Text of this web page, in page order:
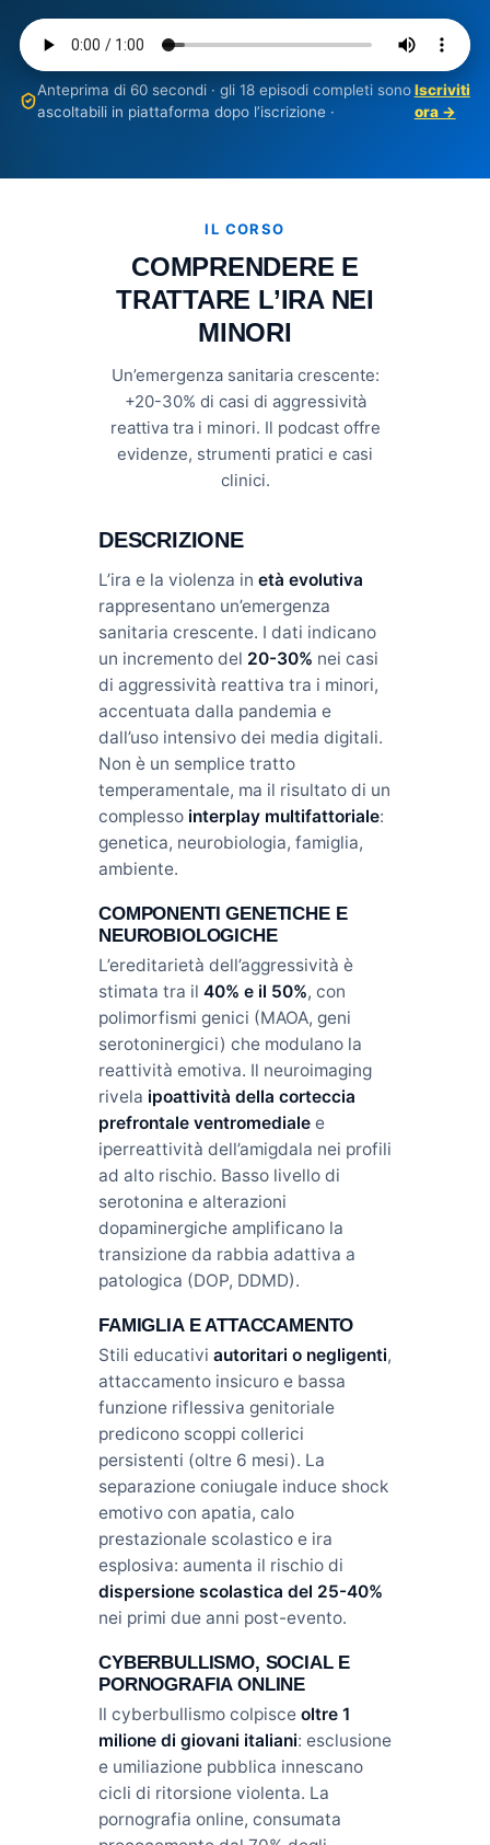
Anteprima di 60 secondi · gli 18 episodi completi sono
ascoltabili in piattaforma dopo l’iscrizione ·
Iscriviti
ora →
IL CORSO
COMPRENDERE E
TRATTARE L’IRA NEI
MINORI
Un’emergenza sanitaria crescente:
+20-30% di casi di aggressività
reattiva tra i minori. Il podcast offre
evidenze, strumenti pratici e casi
clinici.
DESCRIZIONE
L’ira e la violenza in età evolutiva
rappresentano un’emergenza
sanitaria crescente. I dati indicano
un incremento del 20-30% nei casi
di aggressività reattiva tra i minori,
accentuata dalla pandemia e
dall’uso intensivo dei media digitali.
Non è un semplice tratto
temperamentale, ma il risultato di un
complesso interplay multifattoriale:
genetica, neurobiologia, famiglia,
ambiente.
COMPONENTI GENETICHE E
NEUROBIOLOGICHE
L’ereditarietà dell’aggressività è
stimata tra il 40% e il 50%, con
polimorfismi genici (MAOA, geni
serotoninergici) che modulano la
reattività emotiva. Il neuroimaging
rivela ipoattività della corteccia
prefrontale ventromediale e
iperreattività dell’amigdala nei profili
ad alto rischio. Basso livello di
serotonina e alterazioni
dopaminergiche amplificano la
transizione da rabbia adattiva a
patologica (DOP, DDMD).
FAMIGLIA E ATTACCAMENTO
Stili educativi autoritari o negligenti,
attaccamento insicuro e bassa
funzione riflessiva genitoriale
predicono scoppi collerici
persistenti (oltre 6 mesi). La
separazione coniugale induce shock
emotivo con apatia, calo
prestazionale scolastico e ira
esplosiva: aumenta il rischio di
dispersione scolastica del 25-40%
nei primi due anni post-evento.
CYBERBULLISMO, SOCIAL E
PORNOGRAFIA ONLINE
Il cyberbullismo colpisce oltre 1
milione di giovani italiani: esclusione
e umiliazione pubblica innescano
cicli di ritorsione violenta. La
pornografia online, consumata